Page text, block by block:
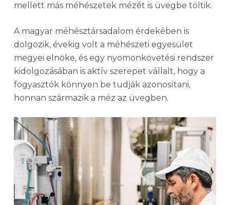
mellett más méhészetek mézét is üvegbe töltik.
A magyar méhésztársadalom érdekében is
dolgozik, évekig volt a méhészeti egyesület
megyei elnöke, és egy nyomonkövetési rendszer
kidolgozásában is aktív szerepet vállalt, hogy a
fogyasztók könnyen be tudják azonosítani,
honnan származik a méz az üvegben.